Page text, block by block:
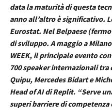
data la maturità di questa
anno all’altro è significativo.
Eurostat. Nel Belpaese
di sviluppo. A maggio a
WEEK, il principale evento
700 speaker internazionali tra
Quipu, Mercedes Bidart e
Head of AI di Replit. “Serve
superi barriere di